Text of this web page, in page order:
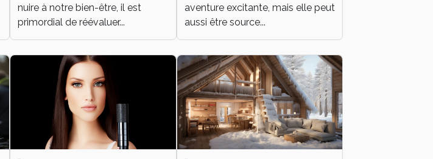
nuire à notre bien-être, il est
primordial de réévaluer...
aventure excitante, mais elle peut
aussi être source...